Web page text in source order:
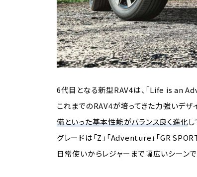
6代目となる新型RAV4は、「Life is an
これまでのRAV4が培ってきた力強いデザ
備といった基本性能がバランス良く進化し
グレードは「Z」「Adventure」「GR
日常使いからレジャーまで幅広いシーン